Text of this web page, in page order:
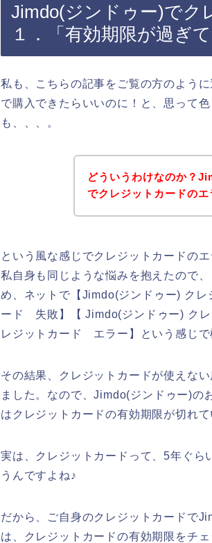
Jimdo(ジンドゥー)でク
１．「有効期限が過ぎ
私も、こちらの記事をご覧の方のよう
で購入できたらいいのに！と、思って
も、、、。
どういうわけなのか？
でクレジットカードのエ
という風な感じでクレジットカードの
私自身も同じような悩みを抱えたので
め、ネットで【Jimdo(ジンドゥー) ク
ード 失敗】【 Jimdo(ジンドゥー) ク
レジットカード エラー】という感じで
その結果、クレジットカードが使えな
ました。なので、Jimdo(ジンドゥー)の
はクレジットカードの有効期限が切れ
実は、クレジットカードって、5年ぐら
うんですよね♪
だから、ご自身のクレジットカードで
は、クレジットカードの有効期限をチ